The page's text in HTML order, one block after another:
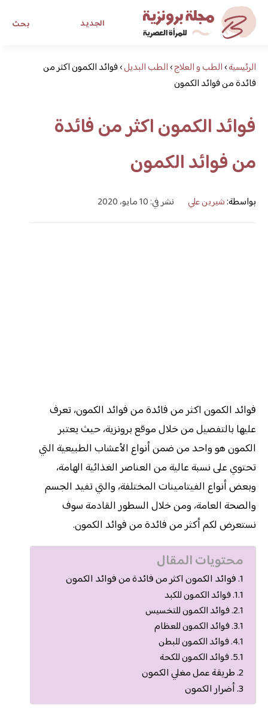
بحث الجديد
مجلة برونزية للفتاة العصريةالرئيسية›الطب و العلاج›الطب البديل›فوائد الكمون اكثر من
فائدة من فوائد الكمون
فوائد الكمون اكثر من فائدة
من فوائد الكمون
بواسطة:شيرين علي نشر في: 10 مايو، 2020
فوائد الكمون اكثر من فائدة من فوائد الكمون، تعرف
عليها بالتفصيل من خلال موقع برونزية، حيث يعتبر
الكمون هو واحد من ضمن أنواع الأعشاب الطبيعية التي
تحتوي على نسبة عالية من العناصر الغذائية الهامة،
وبعض أنواع الفيتامينات المختلفة، والتي تفيد الجسم
والصحة العامة، ومن خلال السطور القادمة سوف
نستعرض لكم أكثر من فائدة من فوائد الكمون.
محتويات المقال
فوائد الكمون اكثر من فائدة من فوائد الكمون
فوائد الكمون للكبد
فوائد الكمون للتخسيس
فوائد الكمون للعظام
فوائد الكمون للبطن
فوائد الكمون للكحة
طريقة عمل مغلي الكمون
أضرار الكمون